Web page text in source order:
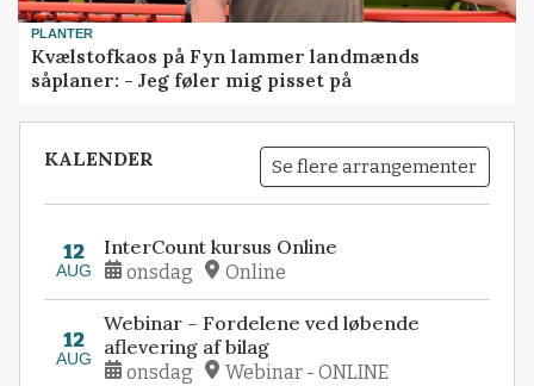
PLANTER
Kvælstofkaos på Fyn lammer landmænds
såplaner: - Jeg føler mig pisset på
KALENDER Se flere arrangementer
12
AUG
InterCount kursus Online
onsdag Online
12
AUG
Webinar – Fordelene ved løbende
aflevering af bilag
onsdag Webinar - ONLINE